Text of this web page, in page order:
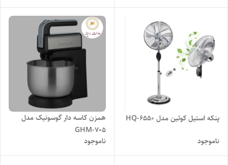
پنکه استیل کوئین مدل HQ-6550
ناموجود
همزن کاسه دار گوسونیک مدل
GHM-705
ناموجود